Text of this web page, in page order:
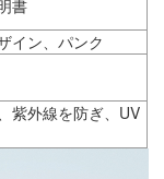
書
イン、パンク
紫外線を防ぎ、UV